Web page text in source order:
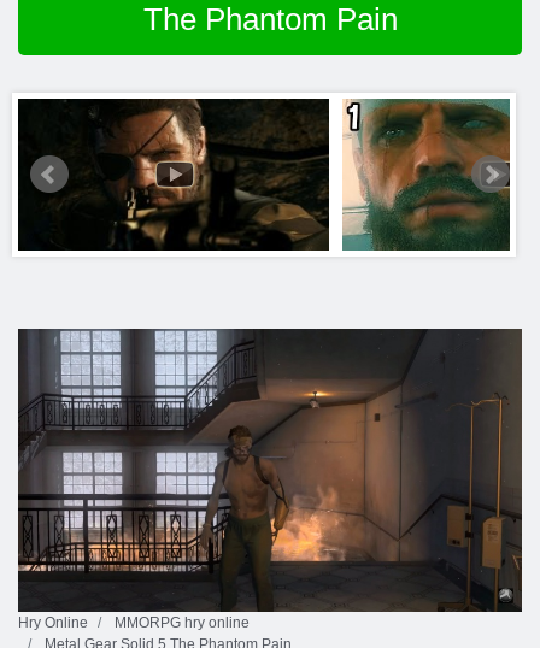
The Phantom Pain
Hry Online
MMORPG hry online
Metal Gear Solid 5 The Phantom Pain